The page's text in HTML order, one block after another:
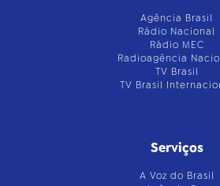
Agência Brasil
Rádio Nacional
Rádio MEC
Radioagência
TV Brasil
TV Brasil
Serviços
A Voz do Brasil